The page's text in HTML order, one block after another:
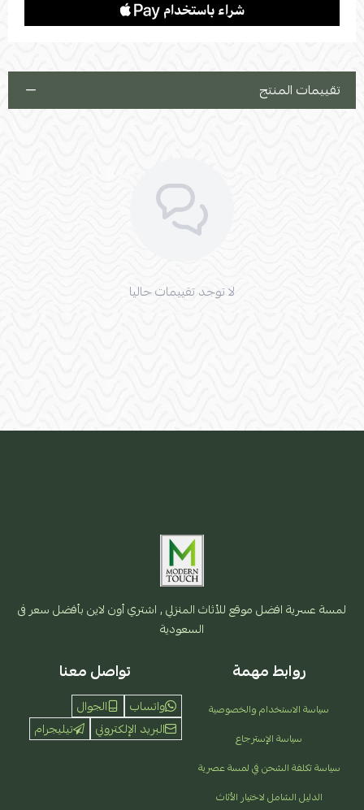
تقييمات المنتج
لا توجد تقييمات حاليا
لمسة عسرية افضل موقع للأثاث المنزلي , اشتري أون لاين بأفضل سعر فى
السعودية
روابط مهمة
سياسة الاستخدام والخصوصية
سياسة الإسترجاع
سياسة تكلفة الشحن في لمسة عصرية
الدليل الشامل لاختيار الأثاث
تواصل معنا
واتساب
الجوال
البريد الإلكتروني
تيليجرام